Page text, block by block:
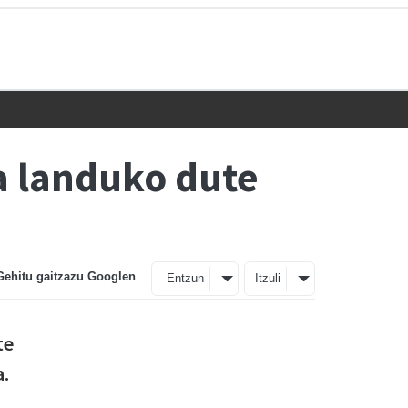
landuko dute
gaitzazu Googlen Entzun Itzuli